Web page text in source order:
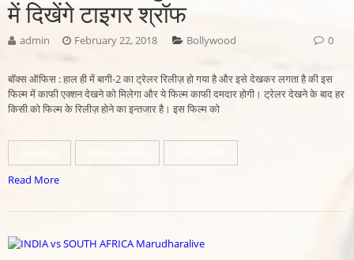
में दिखेंगे टाइगर श्रॉफ
admin February 22, 2018 Bollywood 0
बॉक्स ऑफिस : हाल ही में बागी-2 का ट्रेलर रिलीज़ हो गया है और इसे देखकर लगता है की इस
फिल्म में काफी एक्शन देखने को मिलेगा और ये फिल्म काफी दमदार होगी। ट्रेलर देखने के बाद हर
किसी को फिल्म के रिलीज़ होने का इन्तजार है। इस फिल्म को
Read More